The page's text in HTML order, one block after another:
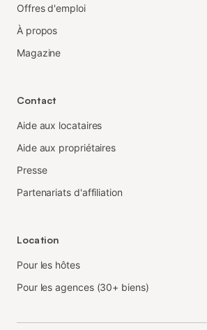
Offres d'emploi
À propos
Magazine
Contact
Aide aux locataires
Aide aux propriétaires
Presse
Partenariats d'affiliation
Location
Pour les hôtes
Pour les agences (30+ biens)